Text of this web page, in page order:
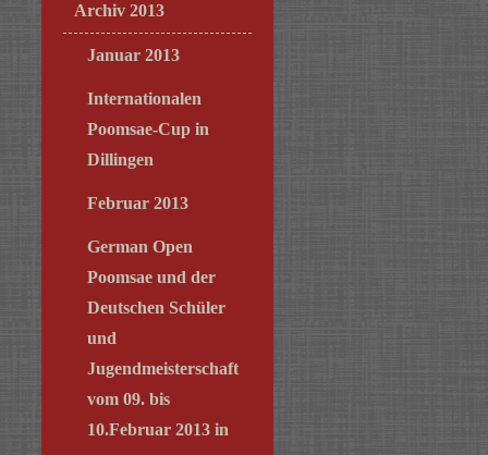
Archiv 2013
Januar 2013
Internationalen
Poomsae-Cup in
Dillingen
Februar 2013
German Open
Poomsae und der
Deutschen Schüler
und
Jugendmeisterschaft
vom 09. bis
10.Februar 2013 in